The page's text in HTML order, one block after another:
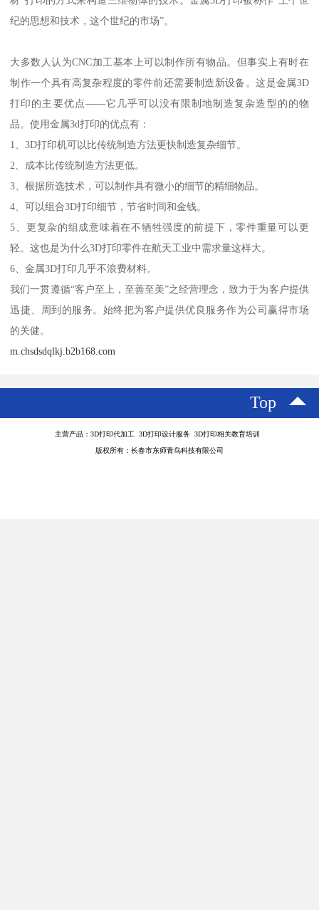
纪的思想和技术，这个世纪的市场”。
大多数人认为CNC加工基本上可以制作所有物品。但事实上有时在
制作一个具有高复杂程度的零件前还需要制造新设备。这是金属3D
打印的主要优点——它几乎可以没有限制地制造复杂造型的的物
品。使用金属3d打印的优点有：
1、3D打印机可以比传统制造方法更快制造复杂细节。
2、成本比传统制造方法更低。
3、根据所选技术，可以制作具有微小的细节的精细物品。
4、可以组合3D打印细节，节省时间和金钱。
5、更复杂的组成意味着在不牺牲强度的前提下，零件重量可以更
轻。这也是为什么3D打印零件在航天工业中需求量这样大。
6、金属3D打印几乎不浪费材料。
我们一贯遵循“客户至上，至善至美”之经营理念，致力于为客户提供
迅捷、周到的服务。始终把为客户提供优良服务作为公司赢得市场
的关健。
m.chsdsdqlkj.b2b168.com
Top
主营产品：3D打印代加工 3D打印设计服务 3D打印相关教育培训
版权所有：长春市东师青鸟科技有限公司